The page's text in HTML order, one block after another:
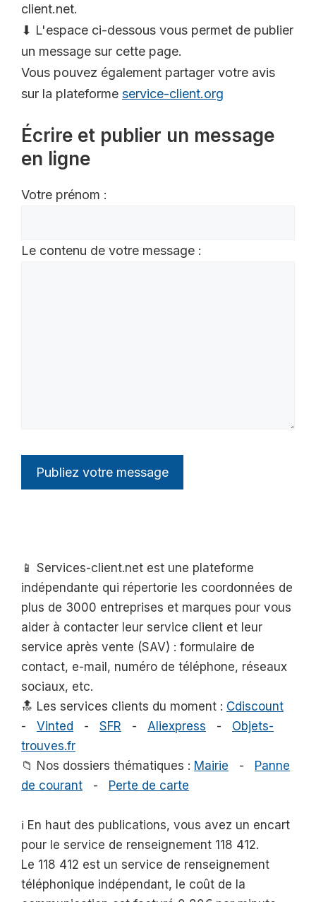
client.net.
⬇ L'espace ci-dessous vous permet de publier
un message sur cette page.
Vous pouvez également partager votre avis
sur la plateforme service-client.org
Écrire et publier un message
en ligne
Votre prénom :
Le contenu de votre message :
📱 Services-client.net est une plateforme
indépendante qui répertorie les coordonnées de
plus de 3000 entreprises et marques pour vous
aider à contacter leur service client et leur
service après vente (SAV) : formulaire de
contact, e-mail, numéro de téléphone, réseaux
sociaux, etc.
🔝 Les services clients du moment : Cdiscount
- Vinted - SFR - Aliexpress - Objets-
trouves.fr
📁 Nos dossiers thématiques : Mairie - Panne
de courant - Perte de carte
ℹ️ En haut des publications, vous avez un encart
pour le service de renseignement 118 412.
Le 118 412 est un service de renseignement
téléphonique indépendant, le coût de la